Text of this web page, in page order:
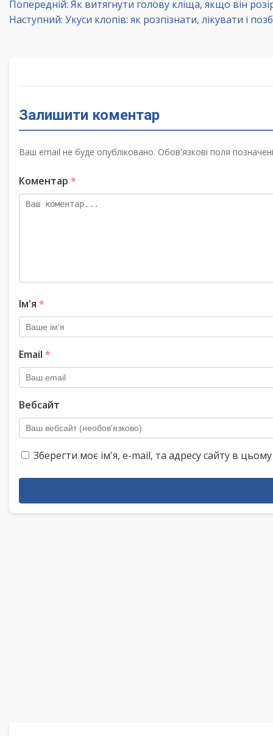
Навігація
записів
Попередній: Як витягнути голову кліща, якщо він
Наступний: Укуси клопів: як розпізнати, лікувати і
Залишити коментар
Ваш email не буде опубліковано. Обов'язкові поля
Коментар *
Ім'я *
Email *
Вебсайт
Зберегти моє ім'я, e-mail, та адресу сайту в